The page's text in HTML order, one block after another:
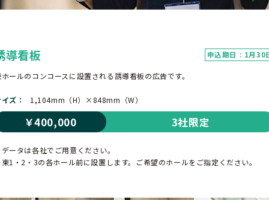
導看板 申込期日 : 1月30
ールのコンコースに設置される誘導看板の広告です。
ズ 1,104mm（H）×848mm（W）
￥400,000 3社限定
ータは各社でご用意ください。
1・2・3の各ホール前に設置します。ご希望のホールをご指定ください。